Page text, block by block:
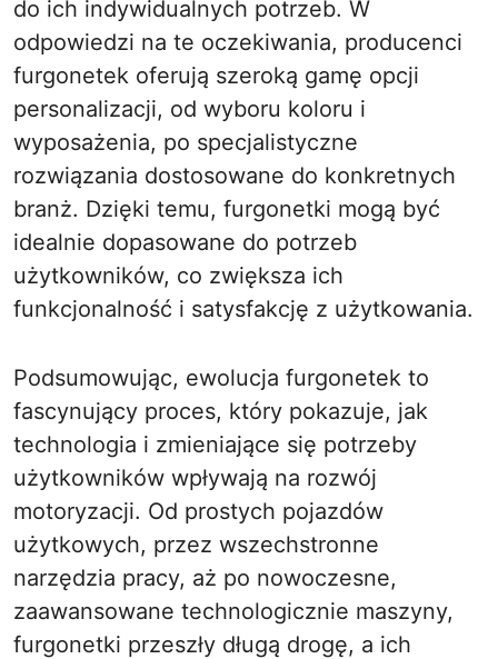
do ich indywidualnych potrzeb. W
odpowiedzi na te oczekiwania, producenci
furgonetek oferują szeroką gamę opcji
personalizacji, od wyboru koloru i
wyposażenia, po specjalistyczne
rozwiązania dostosowane do konkretnych
branż. Dzięki temu, furgonetki mogą być
idealnie dopasowane do potrzeb
użytkowników, co zwiększa ich
funkcjonalność i satysfakcję z użytkowania.
Podsumowując, ewolucja furgonetek to
fascynujący proces, który pokazuje, jak
technologia i zmieniające się potrzeby
użytkowników wpływają na rozwój
motoryzacji. Od prostych pojazdów
użytkowych, przez wszechstronne
narzędzia pracy, aż po nowoczesne,
zaawansowane technologicznie maszyny,
furgonetki przeszły długą drogę, a ich